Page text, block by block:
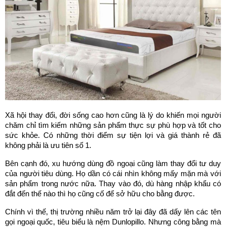
Xã hội thay đổi, đời sống cao hơn cũng là lý do khiến mọi người
chăm chỉ tìm kiếm những sản phẩm thực sự phù hợp và tốt cho
sức khỏe. Có những thời điểm sự tiện lợi và giá thành rẻ đã
không phải là ưu tiên số 1.
Bên cạnh đó, xu hướng dùng đồ ngoại cũng làm thay đổi tư duy
của người tiêu dùng. Họ dần có cái nhìn không mấy mặn mà với
sản phẩm trong nước nữa. Thay vào đó, dù hàng nhập khẩu có
đắt đến thế nào thì họ cũng cố để sở hữu cho bằng được.
Chính vì thế, thị trường nhiều năm trở lại đây đã dấy lên các tên
gọi ngoại quốc, tiêu biểu là nệm Dunlopillo. Nhưng công bằng mà